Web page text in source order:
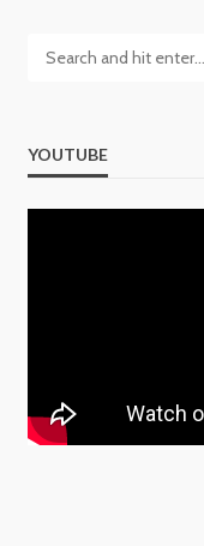
YOUTUBE